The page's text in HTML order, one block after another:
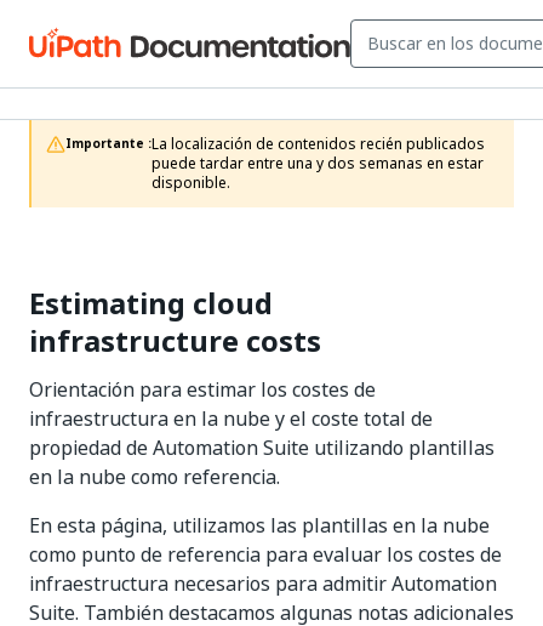
Importante :La localización de contenidos recién publicados
puede tardar entre una y dos semanas en estar
disponible.
Estimating cloud
infrastructure costs
Orientación para estimar los costes de
infraestructura en la nube y el coste total de
propiedad de Automation Suite utilizando plantillas
en la nube como referencia.
En esta página, utilizamos las plantillas en la nube
como punto de referencia para evaluar los costes de
infraestructura necesarios para admitir Automation
Suite. También destacamos algunas notas adicionales